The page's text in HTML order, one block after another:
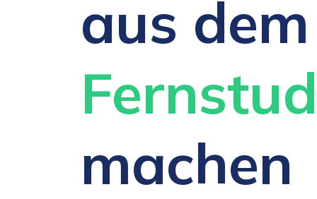
aus dem
machen